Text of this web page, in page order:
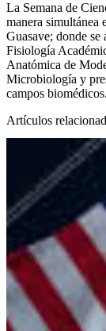
La Semana de
manera simultánea
Guasave; donde
Fisiología
Anatómica de
Microbiología y
campos biomédicos.
Artículos